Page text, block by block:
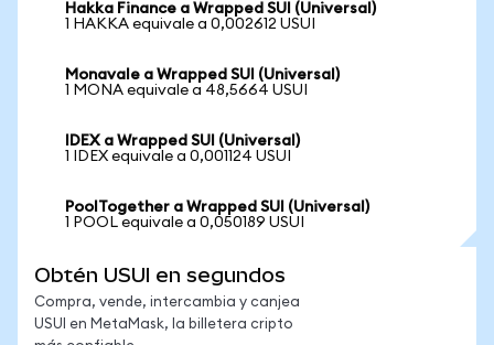
Hakka Finance a Wrapped SUI (Universal)
1 HAKKA equivale a 0,002612 USUI
Monavale a Wrapped SUI (Universal)
1 MONA equivale a 48,5664 USUI
IDEX a Wrapped SUI (Universal)
1 IDEX equivale a 0,001124 USUI
PoolTogether a Wrapped SUI (Universal)
1 POOL equivale a 0,050189 USUI
Obtén USUI en segundos
Compra, vende, intercambia y canjea
USUI en MetaMask, la billetera cripto